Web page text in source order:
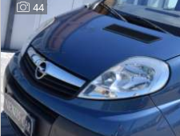
44